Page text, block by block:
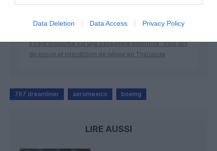
Data Deletion Data Access Privacy Policy
Il s’est masturbé sur une passagère endormie : trois ans
de prison et interdiction de séjour en Thaïlande
787 dreamliner aeromexico boeing
LIRE AUSSI